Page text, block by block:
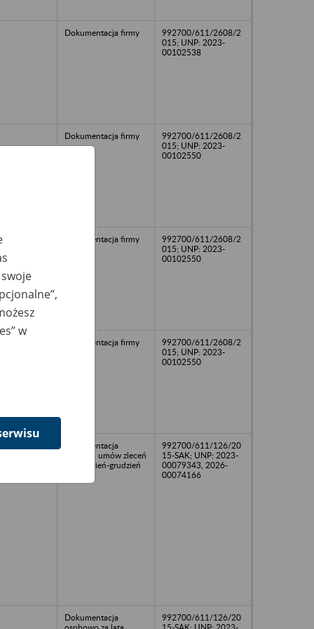
Dokumentacja firmy
992700/611/2608/2
015; UNP: 2023-
00102538
Dokumentacja firmy
992700/611/2608/2
015; UNP: 2023-
00102550
Dokumentacja firmy
992700/611/2608/2
015; UNP: 2023-
00102550
Dokumentacja firmy
992700/611/2608/2
015; UNP: 2023-
00102550
Dokumentacja
płacowa umów zleceń
za kwiecień-grudzień
992700/611/126/20
15-SAK; UNP: 2023-
00079343, 2026-
00074166
Dokumentacja
992700/611/126/20
w